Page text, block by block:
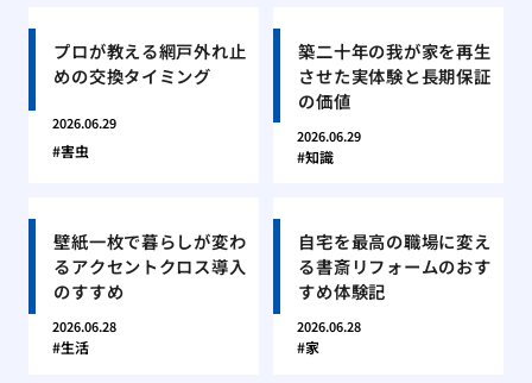
プロが教える網戸外れ止
めの交換タイミング
2026.06.29
害虫
築二十年の我が家を再生
させた実体験と長期保証
の価値
2026.06.29
知識
壁紙一枚で暮らしが変わ
るアクセントクロス導入
のすすめ
2026.06.28
生活
自宅を最高の職場に変え
る書斎リフォームのおす
すめ体験記
2026.06.28
家